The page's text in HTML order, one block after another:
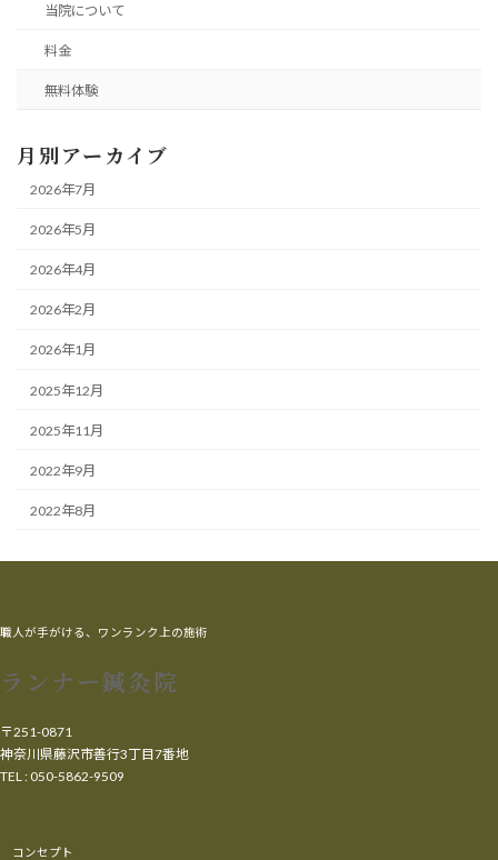
当院について
料金
無料体験
月別アーカイブ
2026年7月
2026年5月
2026年4月
2026年2月
2026年1月
2025年12月
2025年11月
2022年9月
2022年8月
職人が手がける、ワンランク上の施術
ランナー鍼灸院
〒251-0871
神奈川県藤沢市善行3丁目7番地
TEL : 050-5862-9509
コンセプト